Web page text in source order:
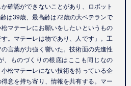
確認ができないことがあり、ロボット
は39歳、最高齢は72歳の大ベテランで
マテーレにお願いをしたいというもの
。マテーレは物であり、人です」。工
言葉が力強く響いた。技術面の先進性
、ものづくりの根底はここも同じなの
松マテーレにない技術を持っている企
意を持ち寄り、情報を共有する。マー